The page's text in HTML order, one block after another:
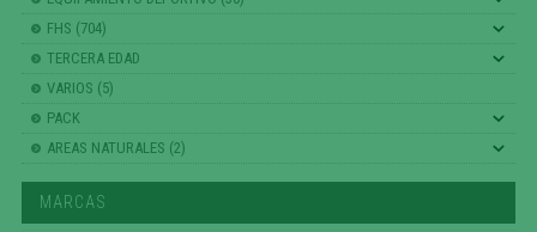
FHS (704)
TERCERA EDAD
VARIOS (5)
PACK
AREAS NATURALES (2)
MARCAS